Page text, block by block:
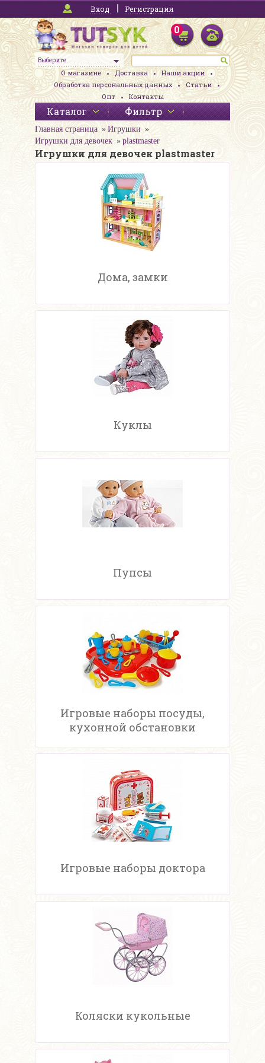
Вход Регистрация
Выберите
0
О магазине Доставка
Наши акции
Обработка персональных данных
Статьи
Опт
Контакты
Каталог Фильтр
Главная страница
Игрушки
Игрушки для девочек
plastmaster
Игрушки для девочек plastmaster
Дома, замки
Куклы
Пупсы
Игровые наборы посуды,
кухонной обстановки
Игровые наборы доктора
Коляски кукольные